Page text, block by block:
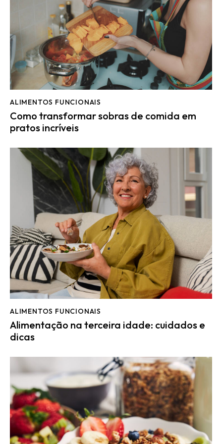
ALIMENTOS FUNCIONAIS
Como transformar sobras de comida em
pratos incríveis
ALIMENTOS FUNCIONAIS
Alimentação na terceira idade: cuidados e
dicas